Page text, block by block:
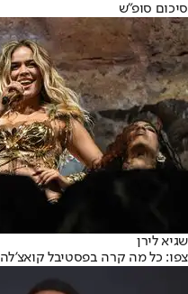
סיכום סופ"ש
שגיא לירן
צפו: כל מה קרה בפסטיבל קואצ'לה 2026